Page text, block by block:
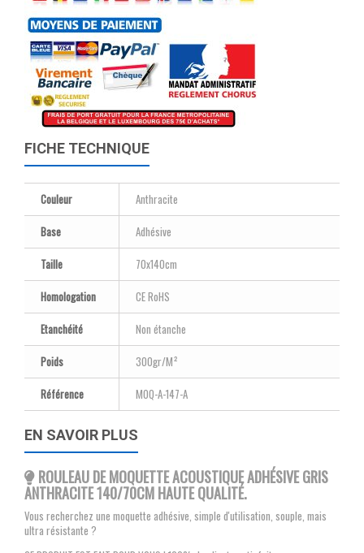
FICHE TECHNIQUE
Couleur
Anthracite
Base
Adhésive
Taille
70x140cm
Homologation
CE RoHS
Etanchéité
Non étanche
Poids
300gr/M²
Référence
MOQ-A-147-A
EN SAVOIR PLUS
ROULEAU DE MOQUETTE ACOUSTIQUE ADHÉSIVE GRIS
ANTHRACITE 140/70CM HAUTE QUALITÉ.
Vous recherchez une moquette adhésive, simple d'utilisation, souple, mais
ultra résistante ?